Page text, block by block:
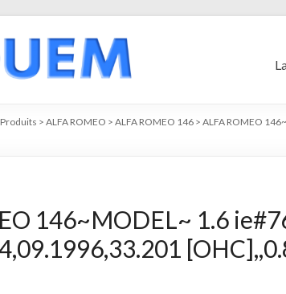
Produits > ALFA ROMEO > ALFA ROMEO 146 > ALFA ROMEO
146~MODEL~ 1.6